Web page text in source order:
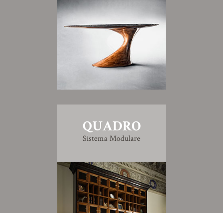
QUADRO
Sistema Modulare